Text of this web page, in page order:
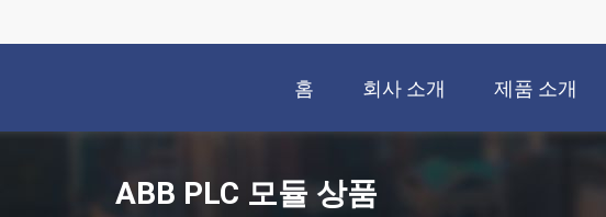
홈 회사 소개 제품 소개
ABB PLC 모듈 상품